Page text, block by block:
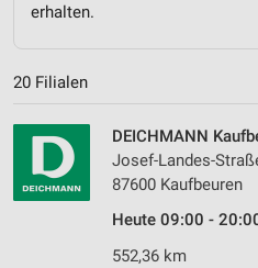
erhalten.
20 Filialen
DEICHMANN
Josef-Landes-
87600 Kaufbeuren
Heute 09:00 -
552,36 km